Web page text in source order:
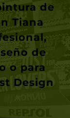
de
Tiana
de
o para
Design